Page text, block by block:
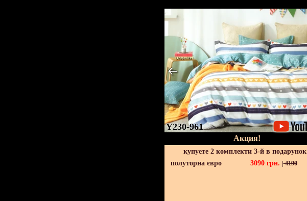
Y230-961
Акция!
купуете 2 комплекти 3-й в подарунок
полуторна євро
3090 грн. |4190